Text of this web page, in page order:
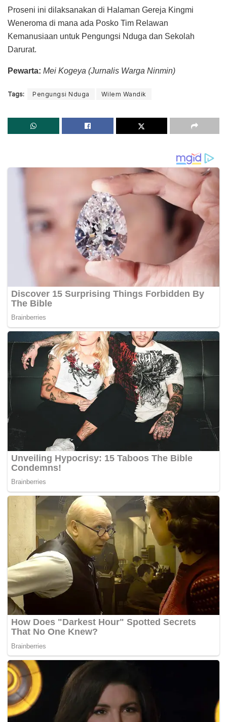
Proseni ini dilaksanakan di Halaman Gereja Kingmi
Weneroma di mana ada Posko Tim Relawan
Kemanusiaan untuk Pengungsi Nduga dan Sekolah
Darurat.
Pewarta: Mei Kogeya (Jurnalis Warga Ninmin)
Tags: Pengungsi Nduga Wilem Wandik